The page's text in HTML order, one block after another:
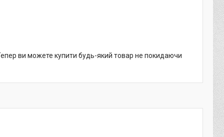
ви можете купити будь-який товар не покидаючи